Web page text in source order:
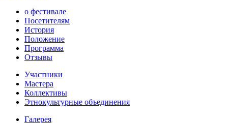
о фестивале
Посетителям
История
Положение
Программа
Отзывы
Участники
Мастера
Коллективы
Этнокультурные объединения
Галерея